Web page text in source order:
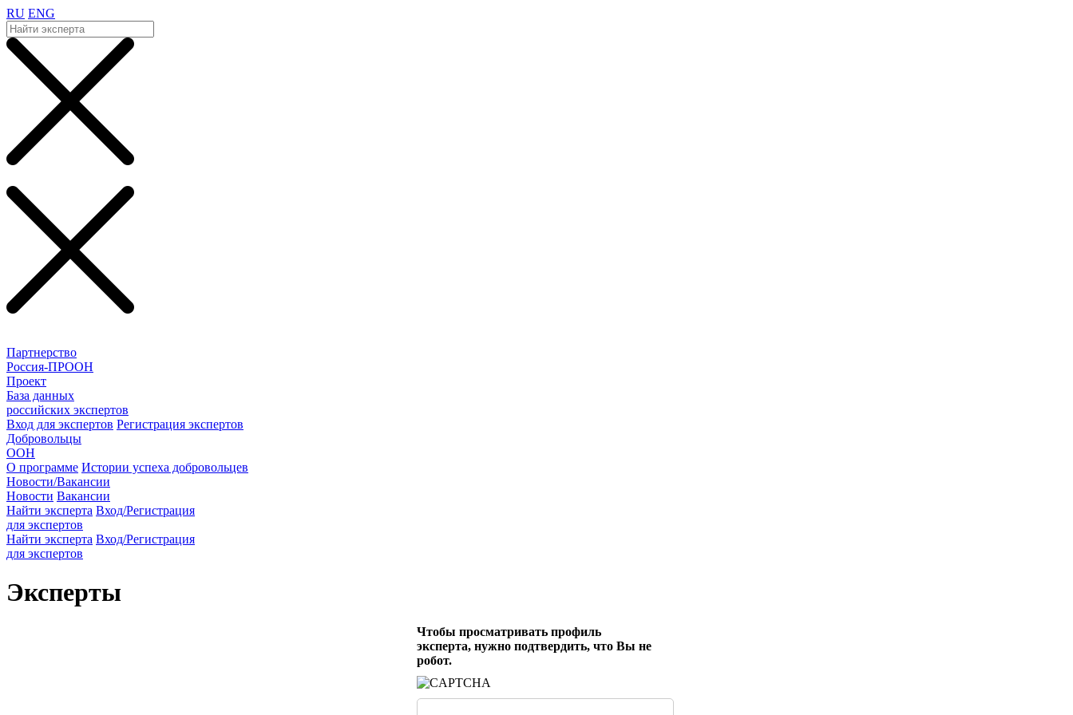
RU ENG
Партнерство
Россия-ПРООН
Проект
База данных
российских экспертов
Вход для экспертов Регистрация экспертов
Добровольцы
ООН
О программе Истории успеха добровольцев
Новости/Вакансии
Новости Вакансии
Найти эксперта Вход/Регистрация
для экспертов
Найти эксперта Вход/Регистрация
для экспертов
Эксперты
Чтобы просматривать профиль
эксперта, нужно подтвердить, что Вы не
робот.